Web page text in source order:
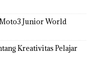
Junior World
Kreativitas Pelajar